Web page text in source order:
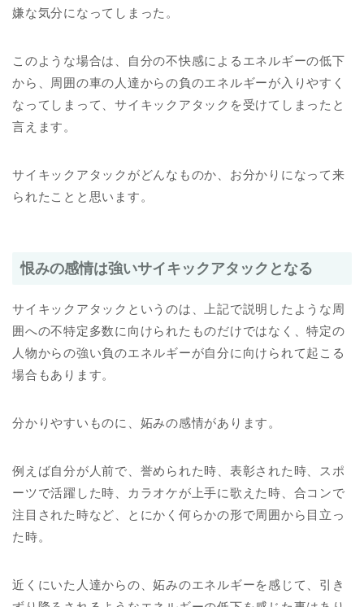
嫌な気分になってしまった。
このような場合は、自分の不快感によるエネルギーの低下
から、周囲の車の人達からの負のエネルギーが入りやすく
なってしまって、サイキックアタックを受けてしまったと
言えます。
サイキックアタックがどんなものか、お分かりになって来
られたことと思います。
恨みの感情は強いサイキックアタックとなる
サイキックアタックというのは、上記で説明したような周
囲への不特定多数に向けられたものだけではなく、特定の
人物からの強い負のエネルギーが自分に向けられて起こる
場合もあります。
分かりやすいものに、妬みの感情があります。
例えば自分が人前で、誉められた時、表彰された時、スポ
ーツで活躍した時、カラオケが上手に歌えた時、合コンで
注目された時など、とにかく何らかの形で周囲から目立っ
た時。
近くにいた人達からの、妬みのエネルギーを感じて、引き